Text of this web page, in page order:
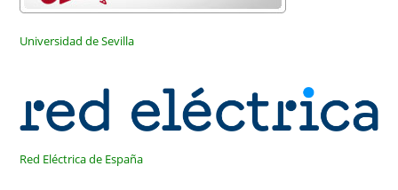
Universidad de Sevilla
Red Eléctrica de España